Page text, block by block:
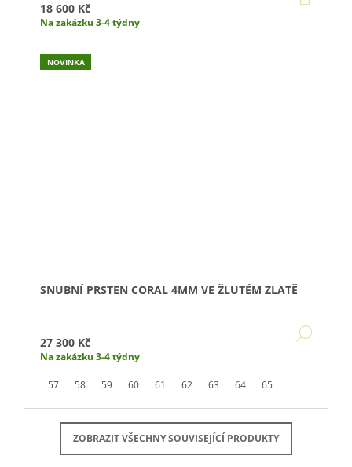
18 600 Kč
Na zakázku 3-4 týdny
NOVINKA
SNUBNÍ PRSTEN CORAL 4MM VE ŽLUTÉM ZLATĚ
27 300 Kč
Na zakázku 3-4 týdny
57 58 59 60 61 62 63 64 65
ZOBRAZIT VŠECHNY SOUVISEJÍCÍ PRODUKTY